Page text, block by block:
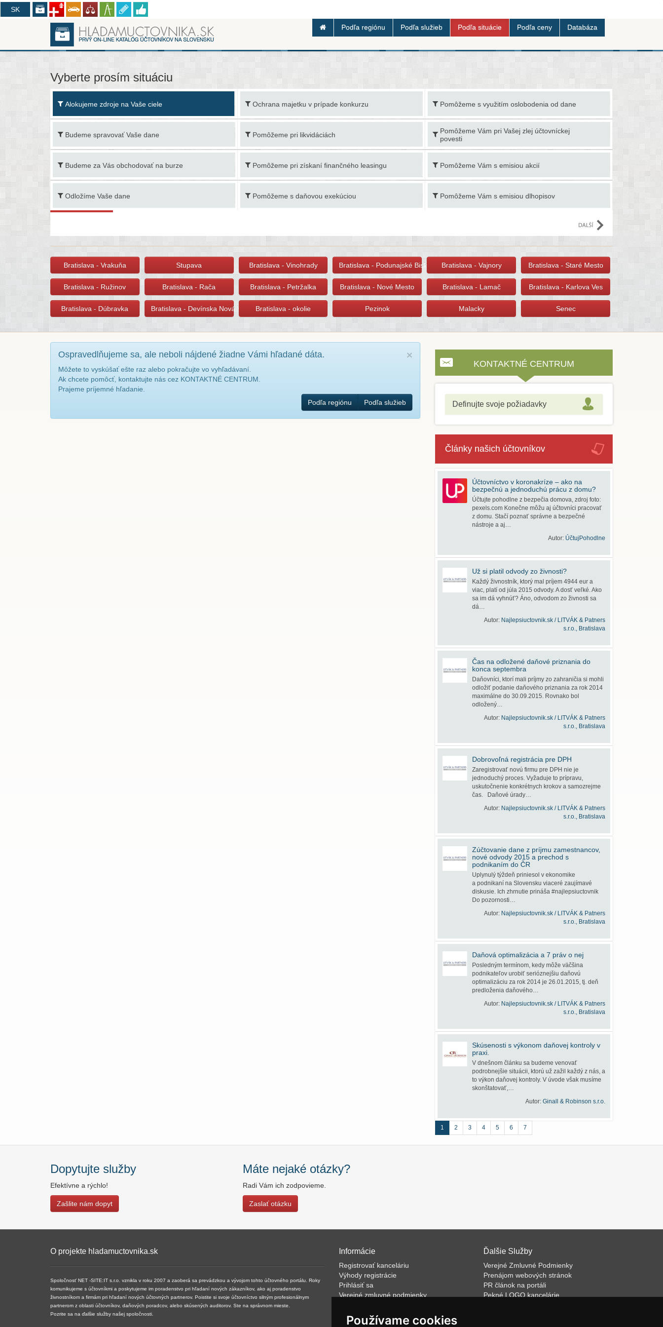
Používame cookies
SK
CZ
Podľa regiónu Podľa služieb Podľa situácie Podľa ceny Databáza
Vyberte prosím situáciu
Alokujeme zdroje na Vaše ciele
Budeme spravovať Vaše dane
Budeme za Vás obchodovať na burze
Odložíme Vaše dane
Ochrana majetku v prípade konkurzu
Pomôžeme pri likvidáciách
Pomôžeme pri získaní finančného leasingu
Pomôžeme s daňovou exekúciou
Pomôžeme s využitím oslobodenia od dane
Pomôžeme Vám pri Vašej zlej účtovníckej
povesti
Pomôžeme Vám s emisiou akcií
Pomôžeme Vám s emisiou dlhopisov
faktúry /
Bratislava - Vrakuňa Stupava Bratislava - Vinohrady Bratislava - Podunajské BiskupiceBratislava - Vajnory Bratislava - Staré Mesto
Bratislava - Ružinov Bratislava - Rača Bratislava - Petržalka Bratislava - Nové Mesto Bratislava - Lamač Bratislava - Karlova Ves
Bratislava - Dúbravka Bratislava - Devínska Nová Ves Bratislava - okolie Pezinok Malacky Senec
×
Ospravedlňujeme sa, ale neboli nájdené žiadne Vámi hľadané dáta.
Môžete to vyskúšať ešte raz alebo pokračujte vo vyhľadávaní.
Ak chcete pomôcť, kontaktujte nás cez KONTAKTNÉ CENTRUM.
Prajeme príjemné hľadanie.
Podľa regiónu
Podľa služieb
KONTAKTNÉ CENTRUM
Definujte svoje požiadavky
Články našich účtovníkov
Účtovníctvo v koronakríze – ako na
bezpečnú a jednoduchú prácu z domu?
Účtujte pohodlne z bezpečia domova, zdroj foto:
pexels.com Konečne môžu aj účtovníci pracovať
z domu. Stačí poznať správne a bezpečné
nástroje a aj…
Autor: ÚčtujPohodlne
Už si platil odvody zo živnosti?
Každý živnostník, ktorý mal príjem 4944 eur a
viac, platí od júla 2015 odvody. A dosť veľké. Ako
sa im dá vyhnúť? Áno, odvodom zo živnosti sa
dá…
Autor: Najlepsiuctovnik.sk / LITVÁK & Patners
s.r.o., Bratislava
Čas na odložené daňové priznania do
konca septembra
Daňovníci, ktorí mali príjmy zo zahraničia si mohli
odložiť podanie daňového priznania za rok 2014
maximálne do 30.09.2015. Rovnako bol
odložený…
Autor: Najlepsiuctovnik.sk / LITVÁK & Patners
s.r.o., Bratislava
Dobrovoľná registrácia pre DPH
Zaregistrovať novú firmu pre DPH nie je
jednoduchý proces. Vyžaduje to prípravu,
uskutočnenie konkrétnych krokov a samozrejme
čas. Daňové úrady…
Autor: Najlepsiuctovnik.sk / LITVÁK & Patners
s.r.o., Bratislava
Zúčtovanie dane z príjmu zamestnancov,
nové odvody 2015 a prechod s
podnikaním do ČR
Uplynulý týždeň priniesol v ekonomike
a podnikaní na Slovensku viaceré zaujímavé
diskusie. Ich zhrnutie prináša #najlepsiuctovnik
Do pozornosti…
Autor: Najlepsiuctovnik.sk / LITVÁK & Patners
s.r.o., Bratislava
Daňová optimalizácia a 7 práv o nej
Posledným termínom, kedy môže väčšina
podnikateľov urobiť serióznejšiu daňovú
optimalizáciu za rok 2014 je 26.01.2015, tj. deň
predloženia daňového…
Autor: Najlepsiuctovnik.sk / LITVÁK & Patners
s.r.o., Bratislava
Skúsenosti s výkonom daňovej kontroly v
praxi.
V dnešnom článku sa budeme venovať
podrobnejšie situácii, ktorú už zažil každý z nás, a
to výkon daňovej kontroly. V úvode však musíme
skonštatovať,…
Autor: Ginall & Robinson s.r.o.
1 2 3 4 5 6 7
Dopytujte služby
Efektívne a rýchlo!
Zašlite nám dopyt
Máte nejaké otázky?
Radi Vám ich zodpovieme.
Zaslať otázku
O projekte hladamuctovnika.sk
Spoločnosť NET -SITE:IT s.r.o. vznikla v roku 2007 a ​​zaoberá sa prevádzkou a vývojom tohto účtovného portálu. Roky
komunikujeme s účtovníkmi a poskytujeme im poradenstvo pri hľadaní nových zákazníkov, ako aj poradenstvo
živnostníkom a firmám pri hľadaní nových účtovných partnerov. Poistite si svoje účtovníctvo silným profesionálnym
partnerom z oblasti účtovníkov, daňových poradcov, alebo skúsených auditorov. Ste na správnom mieste.
Pozrite sa na ďalšie služby našej spoločnosti.
Informácie
Registrovať kanceláriu
Výhody registrácie
Prihlásiť sa
Verejné zmluvné podmienky
VOP
FAQ
Ďalšie Služby
Verejné Zmluvné Podmienky
Prenájom webových stránok
PR článok na portáli
Pekné LOGO kancelárie